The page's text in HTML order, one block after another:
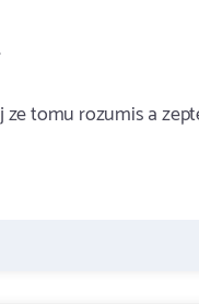
tomu rozumis a